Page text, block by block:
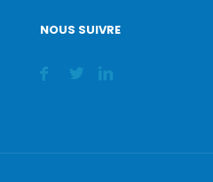
NOUS SUIVRE